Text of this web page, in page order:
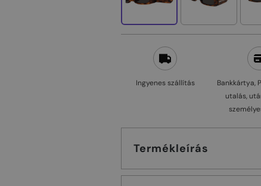
Ingyenes szállítás
Bankkártya,
utalás,
Termékleírás